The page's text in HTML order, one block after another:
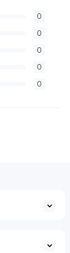
0
0
0
0
0